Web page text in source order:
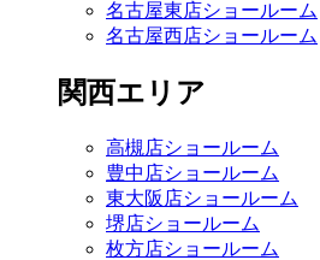
名古屋東店ショールーム
名古屋西店ショールーム
関西エリア
高槻店ショールーム
豊中店ショールーム
東大阪店ショールーム
堺店ショールーム
枚方店ショールーム